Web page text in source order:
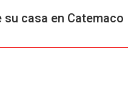
casa en Catemaco